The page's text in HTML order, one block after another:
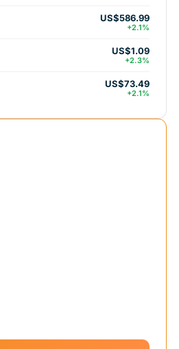
US$586.99
+2.1%
US$1.09
+2.3%
US$73.49
+2.1%